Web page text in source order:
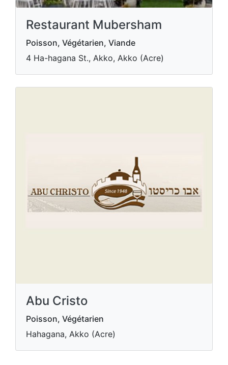
Restaurant Mubersham
Poisson, Végétarien, Viande
4 Ha-hagana St., Akko, Akko (Acre)
Abu Cristo
Poisson, Végétarien
Hahagana, Akko (Acre)